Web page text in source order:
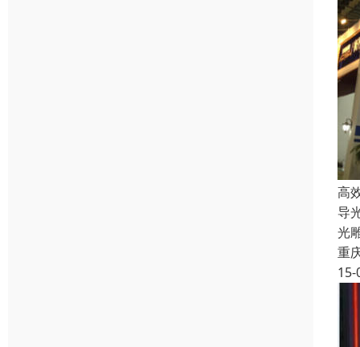
高
导
光
重
15-